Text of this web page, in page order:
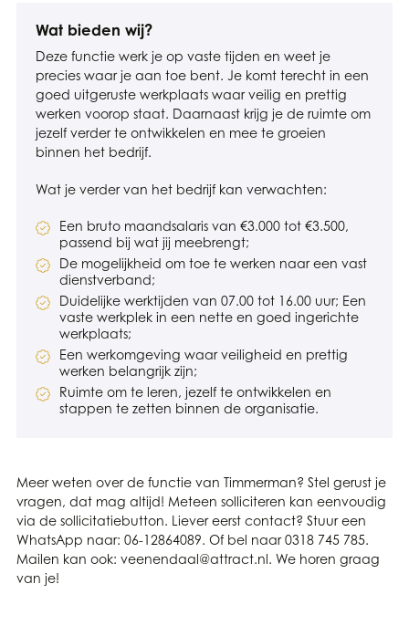
Wat bieden wij?
Deze functie werk je op vaste tijden en weet je
precies waar je aan toe bent. Je komt terecht in een
goed uitgeruste werkplaats waar veilig en prettig
werken voorop staat. Daarnaast krijg je de ruimte om
jezelf verder te ontwikkelen en mee te groeien
binnen het bedrijf.
Wat je verder van het bedrijf kan verwachten:
Een bruto maandsalaris van €3.000 tot €3.500,
passend bij wat jij meebrengt;
De mogelijkheid om toe te werken naar een vast
dienstverband;
Duidelijke werktijden van 07.00 tot 16.00 uur; Een
vaste werkplek in een nette en goed ingerichte
werkplaats;
Een werkomgeving waar veiligheid en prettig
werken belangrijk zijn;
Ruimte om te leren, jezelf te ontwikkelen en
stappen te zetten binnen de organisatie.
Meer weten over de functie van Timmerman? Stel gerust je
vragen, dat mag altijd! Meteen solliciteren kan eenvoudig
via de sollicitatiebutton. Liever eerst contact? Stuur een
WhatsApp naar: 06-12864089. Of bel naar 0318 745 785.
Mailen kan ook: veenendaal@attract.nl. We horen graag
van je!